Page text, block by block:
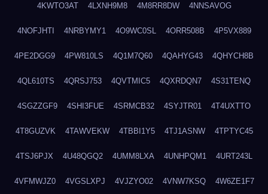
4KWTO3AT 4LXNH9M8 4M8RR8DW 4NNSAVOG
4NOFJHTI 4NRBYMY1 4O9WC0SL 4ORR508B 4P5VX889
4PE2DGG9 4PW810LS 4Q1M7Q60 4QAHYG43 4QHYCH8B
4QL610TS 4QRSJ753 4QVTMIC5 4QXRDQN7 4S31TENQ
4SGZZGF9 4SHI3FUE 4SRMCB32 4SYJTR01 4T4UXTTO
4T8GUZVK 4TAWVEKW 4TBBI1Y5 4TJ1ASNW 4TPTYC45
4TSJ6PJX 4U48QGQ2 4UMM8LXA 4UNHPQM1 4URT243L
4VFMWJZ0 4VGSLXPJ 4VJZYO02 4VNW7KSQ 4W6ZE1F7